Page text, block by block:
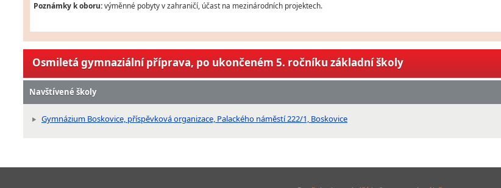
Poznámky k oboru:výměnné pobyty v zahraničí, účast na mezinárodních projektech.
Osmiletá gymnaziální příprava, po ukončeném 5. ročníku základní školy
Navštívené školy
Gymnázium Boskovice, příspěvková organizace, Palackého náměstí 222/1, Boskovice